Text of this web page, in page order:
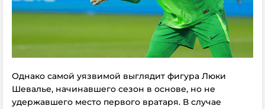
Однако самой уязвимой выглядит фигура Люки
Шевалье, начинавшего сезон в основе, но не
удержавшего место первого вратаря. В случае